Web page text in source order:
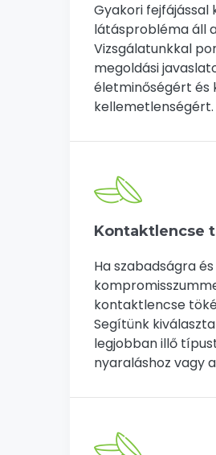
Gyakori fejfájással
látásprobléma áll
Vizsgálatunkkal
megoldási
életminőségért és
kellemetlenségért.
Kontaktlencse
Ha szabadságra és
kontaktlencse
Segítünk
legjobban illő
nyaraláshoz vagy